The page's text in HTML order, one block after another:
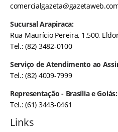
Sucursal Arapiraca:
Rua Maurício Pereira, 1.500,
Tel.: (82) 3482-0100
Serviço de Atendimento ao
Tel.: (82) 4009-7999
Representação - Brasília e
Tel.: (61) 3443-0461
Links